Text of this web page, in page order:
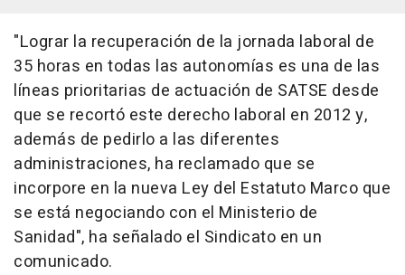
"Lograr la recuperación de la jornada laboral de
35 horas en todas las autonomías es una de las
líneas prioritarias de actuación de SATSE desde
que se recortó este derecho laboral en 2012 y,
además de pedirlo a las diferentes
administraciones, ha reclamado que se
incorpore en la nueva Ley del Estatuto Marco que
se está negociando con el Ministerio de
Sanidad", ha señalado el Sindicato en un
comunicado.